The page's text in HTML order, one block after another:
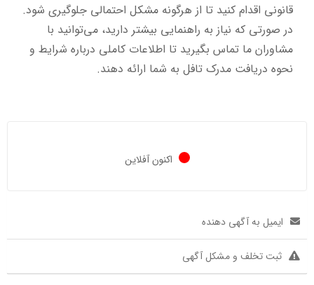
قانونی اقدام کنید تا از هرگونه مشکل احتمالی جلوگیری شود.
در صورتی که نیاز به راهنمایی بیشتر دارید، می‌توانید با
مشاوران ما تماس بگیرید تا اطلاعات کاملی درباره شرایط و
نحوه دریافت مدرک تافل به شما ارائه دهند.
اکنون آفلاین
ایمیل به آگهی دهنده
ثبت تخلف و مشکل آگهی